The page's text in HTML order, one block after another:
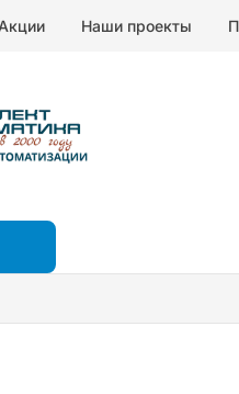
Акции Наши проекты